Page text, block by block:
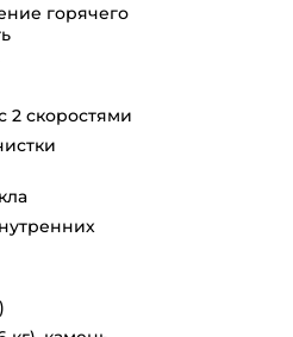
горячего
2 скоростями